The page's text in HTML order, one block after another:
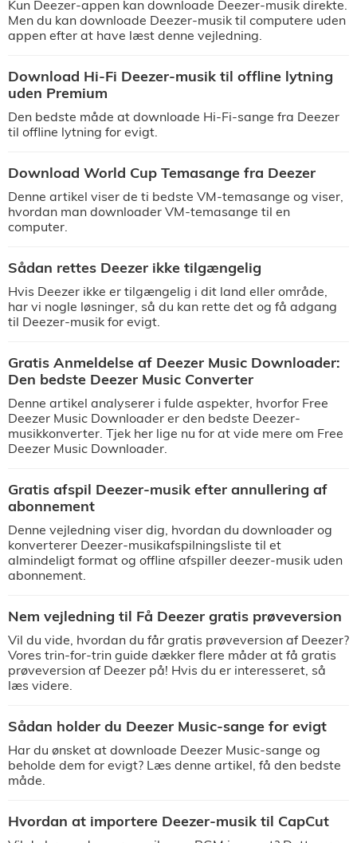
Kun Deezer-appen kan downloade Deezer-musik direkte.
Men du kan downloade Deezer-musik til computere uden
appen efter at have læst denne vejledning.
Download Hi-Fi Deezer-musik til offline lytning
uden Premium
Den bedste måde at downloade Hi-Fi-sange fra Deezer
til offline lytning for evigt.
Download World Cup Temasange fra Deezer
Denne artikel viser de ti bedste VM-temasange og viser,
hvordan man downloader VM-temasange til en
computer.
Sådan rettes Deezer ikke tilgængelig
Hvis Deezer ikke er tilgængelig i dit land eller område,
har vi nogle løsninger, så du kan rette det og få adgang
til Deezer-musik for evigt.
Gratis Anmeldelse af Deezer Music Downloader:
Den bedste Deezer Music Converter
Denne artikel analyserer i fulde aspekter, hvorfor Free
Deezer Music Downloader er den bedste Deezer-
musikkonverter. Tjek her lige nu for at vide mere om Free
Deezer Music Downloader.
Gratis afspil Deezer-musik efter annullering af
abonnement
Denne vejledning viser dig, hvordan du downloader og
konverterer Deezer-musikafspilningsliste til et
almindeligt format og offline afspiller deezer-musik uden
abonnement.
Nem vejledning til Få Deezer gratis prøveversion
Vil du vide, hvordan du får gratis prøveversion af Deezer?
Vores trin-for-trin guide dækker flere måder at få gratis
prøveversion af Deezer på! Hvis du er interesseret, så
læs videre.
Sådan holder du Deezer Music-sange for evigt
Har du ønsket at downloade Deezer Music-sange og
beholde dem for evigt? Læs denne artikel, få den bedste
måde.
Hvordan at importere Deezer-musik til CapCut